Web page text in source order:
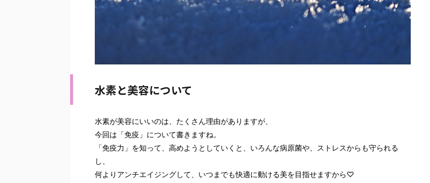
水素と美容について
水素が美容にいいのは、たくさん理由がありますが、
今回は「免疫」について書きますね。
「免疫力」を知って、高めようとしていくと、いろんな病原菌や、ストレスからも守られる
し、
何よりアンチエイジングして、いつまでも快適に動ける美を目指せますから♡